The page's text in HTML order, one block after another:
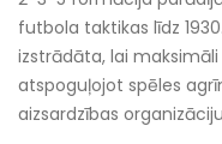
futbola taktikas līdz
izstrādāta, lai
atspoguļojot spēles
aizsardzības